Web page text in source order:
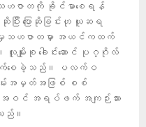
ဟဇာတကို ခိုင်မာစေရန်
ြီး ပြောဆိုခြင်းဟု ယူဆရ
သဟဇာတမှာ အယင်ကထက်
ျိုးစု ခေါင်းဆောင် ပုဂ္ဂိုလ်
ရောက်စေခဲ့သည်။ ပလ​က်ဝ
းအမှတ်အဖြစ် စစ်
အဝင် အရပ်ဖက် အကျဉ်းသား
ည်။